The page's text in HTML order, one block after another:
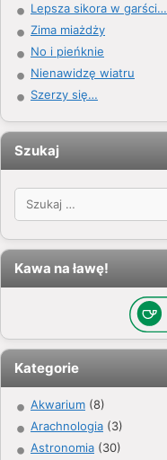
Lepsza sikora w garści…
Zima miażdży
No i pieńknie
Nienawidzę wiatru
Szerzy się…
Szukaj
Szukaj:
Kawa na ławę!
Kategorie
Akwarium (8)
Arachnologia (3)
Astronomia (30)